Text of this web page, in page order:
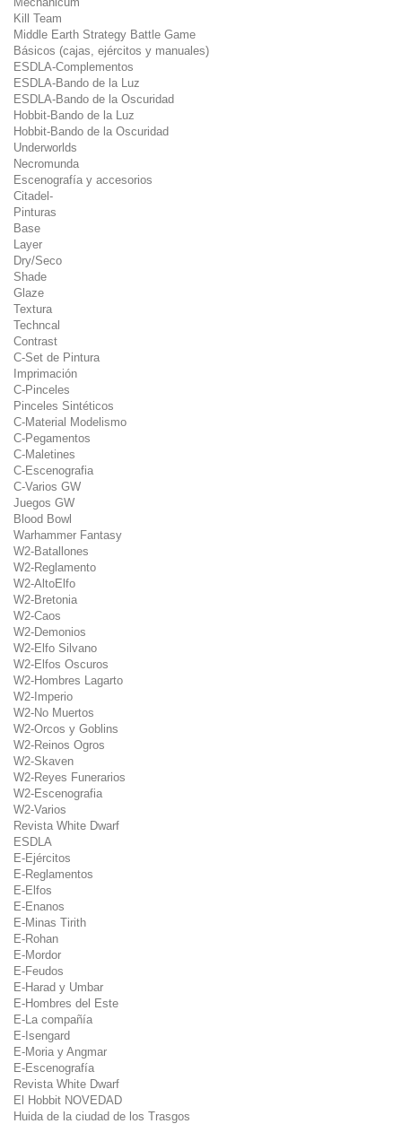
Kill Team
Middle Earth Strategy Battle Game
Básicos (cajas, ejércitos y manuales)
ESDLA-Complementos
ESDLA-Bando de la Luz
ESDLA-Bando de la Oscuridad
Hobbit-Bando de la Luz
Hobbit-Bando de la Oscuridad
Underworlds
Necromunda
Escenografía y accesorios
Citadel-
Pinturas
Base
Layer
Dry/Seco
Shade
Glaze
Textura
Techncal
Contrast
C-Set de Pintura
Imprimación
C-Pinceles
Pinceles Sintéticos
C-Material Modelismo
C-Pegamentos
C-Maletines
C-Escenografia
C-Varios GW
Juegos GW
Blood Bowl
Warhammer Fantasy
W2-Batallones
W2-Reglamento
W2-AltoElfo
W2-Bretonia
W2-Caos
W2-Demonios
W2-Elfo Silvano
W2-Elfos Oscuros
W2-Hombres Lagarto
W2-Imperio
W2-No Muertos
W2-Orcos y Goblins
W2-Reinos Ogros
W2-Skaven
W2-Reyes Funerarios
W2-Escenografia
W2-Varios
Revista White Dwarf
ESDLA
E-Ejércitos
E-Reglamentos
E-Elfos
E-Enanos
E-Minas Tirith
E-Rohan
E-Mordor
E-Feudos
E-Harad y Umbar
E-Hombres del Este
E-La compañía
E-Isengard
E-Moria y Angmar
E-Escenografía
Revista White Dwarf
El Hobbit NOVEDAD
Huida de la ciudad de los Trasgos